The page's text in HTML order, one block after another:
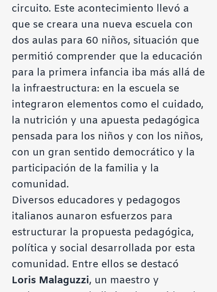
circuito. Este acontecimiento llevó a
que se creara una nueva escuela con
dos aulas para 60 niños, situación que
permitió comprender que la educación
para la primera infancia iba más allá de
la infraestructura: en la escuela se
integraron elementos como el cuidado,
la nutrición y una apuesta pedagógica
pensada para los niños y con los niños,
con un gran sentido democrático y la
participación de la familia y la
comunidad.
Diversos educadores y pedagogos
italianos aunaron esfuerzos para
estructurar la propuesta pedagógica,
política y social desarrollada por esta
comunidad. Entre ellos se destacó
Loris Malaguzzi, un maestro y